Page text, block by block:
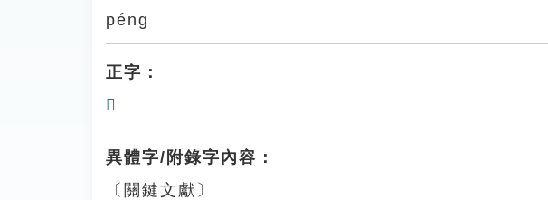
péng
正字：
𧴂
異體字/附錄字內容：
〔關鍵文獻〕